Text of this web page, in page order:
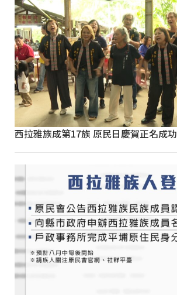
西拉雅族成第17族 原民日慶賀正名成功